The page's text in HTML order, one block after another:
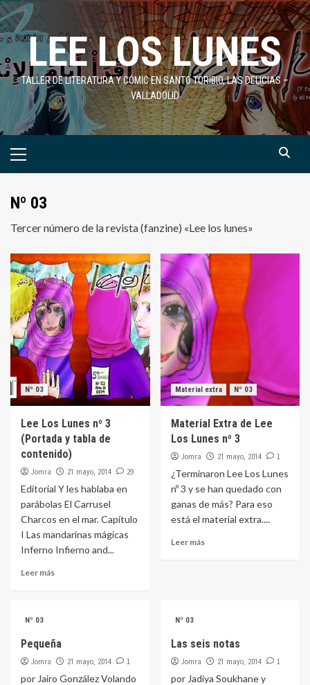
Saltar
al
contenidoLEE LOS LUNES
TALLER DE LITERATURA Y CÓMIC EN SANTO TORIBIO, LAS DELICIAS –
VALLADOLID
Menú
Nº 03
Tercer número de la revista (fanzine) «Lee los lunes»
Nº 03
Lee Los Lunes nº 3
(Portada y tabla de
contenido)
Jomra 21 mayo, 2014 29
Editorial Y les hablaba en
parábolas El Carrusel
Charcos en el mar. Capítulo
I Las mandarinas mágicas
Inferno Infierno and...
Leer más
Material extra Nº 03
Material Extra de Lee
Los Lunes nº 3
Jomra 21 mayo, 2014 1
¿Terminaron Lee Los Lunes
nº 3 y se han quedado con
ganas de más? Para eso
está el material extra....
Leer más
Nº 03
Pequeña
Jomra 21 mayo, 2014 1
por Jairo González Volando
Nº 03
Las seis notas
Jomra 21 mayo, 2014 1
por Jadiya Soukhane y